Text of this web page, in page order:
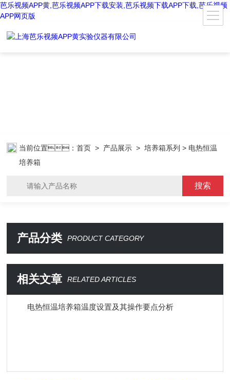
芭乐视频APP黄,芭乐视频APP下载安装,芭乐视频下载APP下载,芭乐视频
APP网页版
当前位置：首页 > 产品展示 >培养箱系列 > 电热恒温
培养箱
产品分类 PRODUCT CATEGORY
相关文章 RELATED ARTICLES
电热恒温培养箱温度设置及其操作要点分析